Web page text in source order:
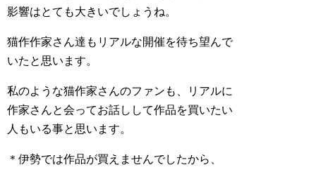
影響はとても大きいでしょうね。
猫作作家さん達もリアルな開催を待ち望んで
いたと思います。
私のような猫作家さんのファンも、リアルに
作家さんと会ってお話しして作品を買いたい
人もいる事と思います。
＊伊勢では作品が買えませんでしたから、